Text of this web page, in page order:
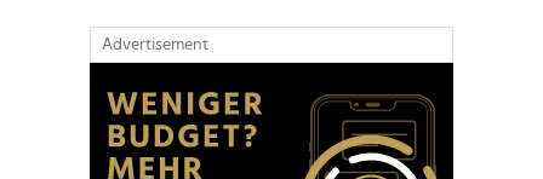
Advertisement